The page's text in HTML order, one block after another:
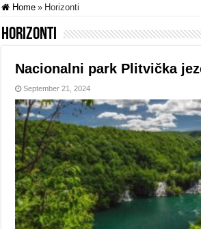
Home » Horizonti
Horizonti
Nacionalni park Plitvička
September 21, 2024